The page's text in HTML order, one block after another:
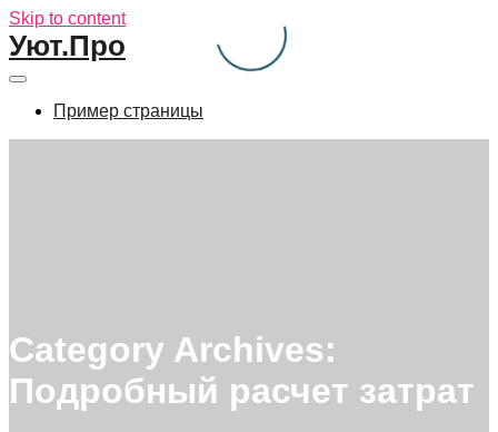
Skip to content
Уют.Про
Пример страницы
Category Archives:
Подробный расчет затрат